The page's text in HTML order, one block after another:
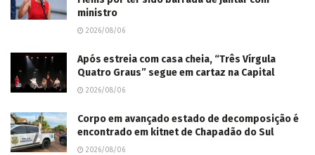
ministro
2026/08/06
Após estreia com casa cheia, “Três Vírgula
Quatro Graus” segue em cartaz na Capital
2026/08/06
Corpo em avançado estado de decomposição é
encontrado em kitnet de Chapadão do Sul
2026/08/06